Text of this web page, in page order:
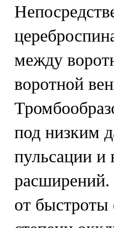
между
воротной
под низким
пульсации и
расширений.
от быстроты